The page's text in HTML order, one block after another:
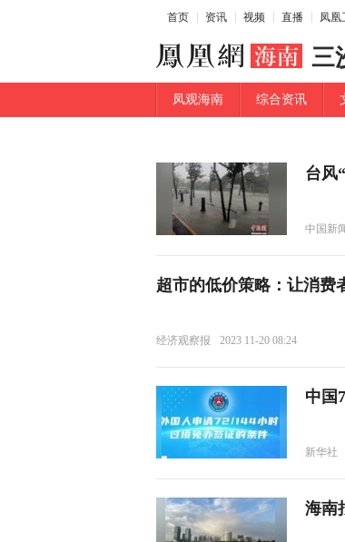
首页 资讯 视频 直播 凤凰
三
凤观海南 综合资讯
台风
中国新
超市的低价策略：让消费
经济观察报 2023 11-20 08:24
中国
新华社
海南